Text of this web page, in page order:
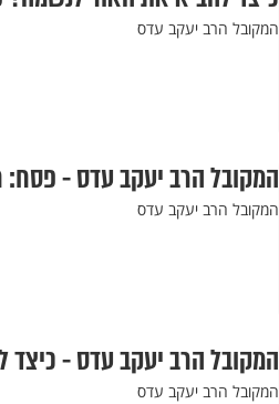
המקובל הרב יעקב עדס
המקובל הרב יעקב עדס -
המקובל הרב יעקב עדס
המקובל הרב יעקב עדס -
המקובל הרב יעקב עדס